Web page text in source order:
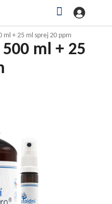
ml + 25 ml sprej 20 ppm
ml + 25